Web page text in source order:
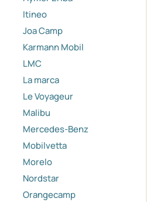
Itineo
Joa Camp
Karmann Mobil
LMC
La marca
Le Voyageur
Malibu
Mercedes-Benz
Mobilvetta
Morelo
Nordstar
Orangecamp